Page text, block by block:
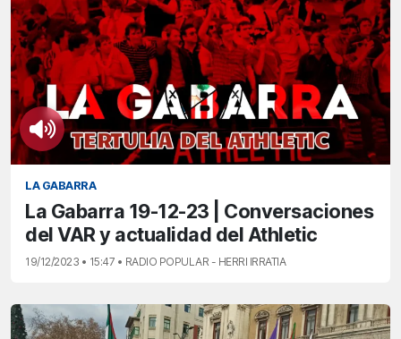
LA GABARRA
La Gabarra 19-12-23 | Conversaciones
del VAR y actualidad del Athletic
19/12/2023 • 15:47 • RADIO POPULAR - HERRI IRRATIA